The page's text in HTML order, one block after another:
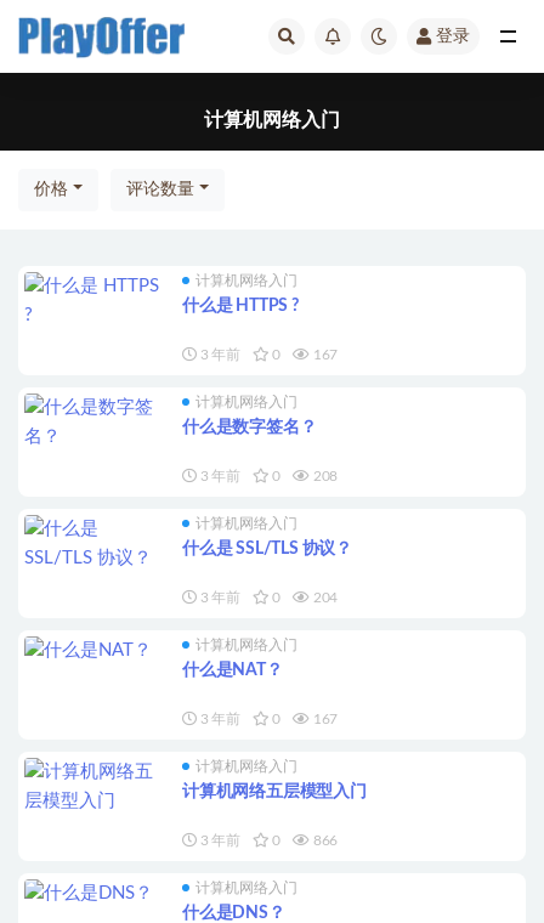
登录
计算机网络入门
价格 评论数量
计算机网络入门
什么是 HTTPS ?
3 年前 0 167
计算机网络入门
什么是数字签名？
3 年前 0 208
计算机网络入门
什么是 SSL/TLS 协议？
3 年前 0 204
计算机网络入门
什么是NAT？
3 年前 0 167
计算机网络入门
计算机网络五层模型入门
3 年前 0 866
计算机网络入门
什么是DNS？